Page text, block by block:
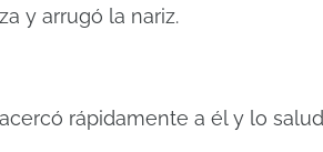
y arrugó la nariz.
rápidamente a él y lo